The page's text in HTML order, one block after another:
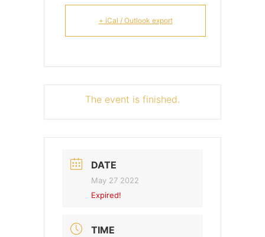
+ iCal / Outlook export
The event is finished.
DATE
May 27 2022
Expired!
TIME